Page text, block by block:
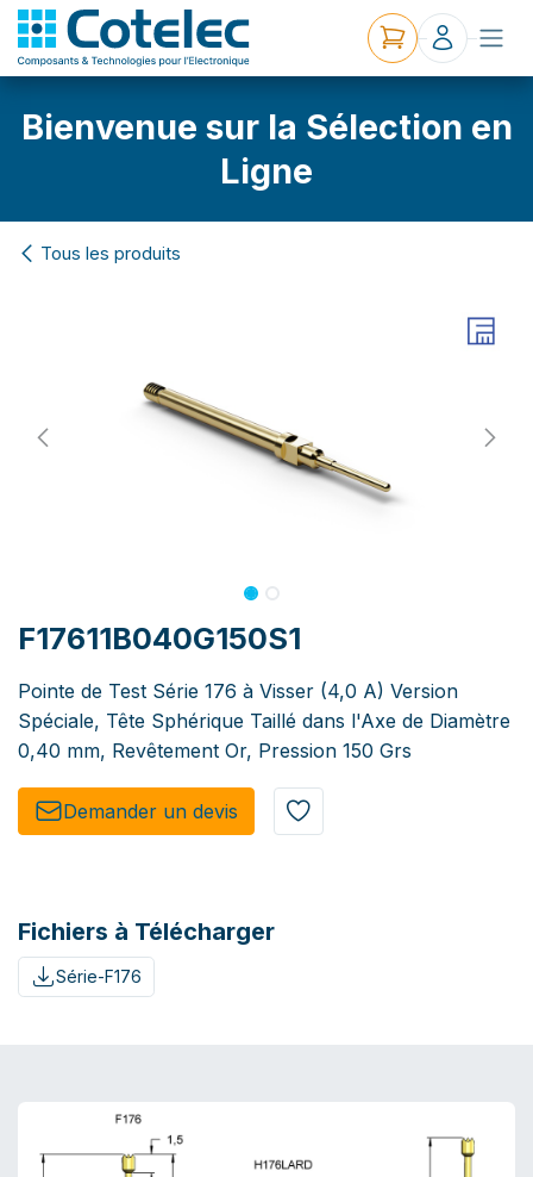
Bienvenue sur la Sélection en
Ligne
Tous les produits
F17611B040G150S1
Pointe de Test Série 176 à Visser (4,0 A) Version
Spéciale, Tête Sphérique Taillé dans l'Axe de Diamètre
0,40 mm, Revêtement Or, Pression 150 Grs
Demander un de​​vis​​
Fichiers à Télécharger
Série-F176